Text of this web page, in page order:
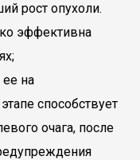
рост опухоли.
эффективна
на
способствует
очага, после